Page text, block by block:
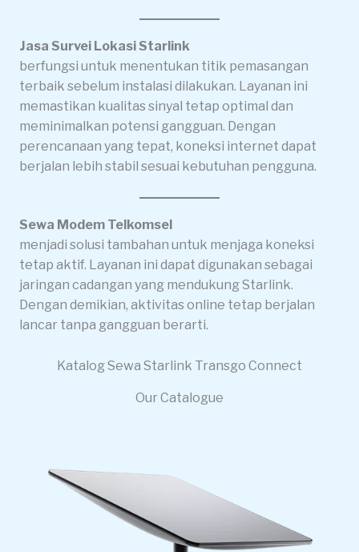
Jasa Survei Lokasi Starlink
berfungsi untuk menentukan titik pemasangan
terbaik sebelum instalasi dilakukan. Layanan ini
memastikan kualitas sinyal tetap optimal dan
meminimalkan potensi gangguan. Dengan
perencanaan yang tepat, koneksi internet dapat
berjalan lebih stabil sesuai kebutuhan pengguna.
Sewa Modem Telkomsel
menjadi solusi tambahan untuk menjaga koneksi
tetap aktif. Layanan ini dapat digunakan sebagai
jaringan cadangan yang mendukung Starlink.
Dengan demikian, aktivitas online tetap berjalan
lancar tanpa gangguan berarti.
Katalog Sewa Starlink Transgo Connect
Our Catalogue